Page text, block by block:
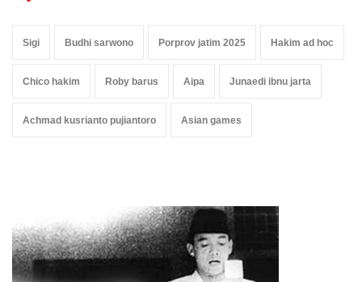
Sigi Budhi sarwono Porprov jatim 2025 Hakim ad hoc
Chico hakim Roby barus Aipa Junaedi ibnu jarta
Achmad kusrianto pujiantoro Asian games